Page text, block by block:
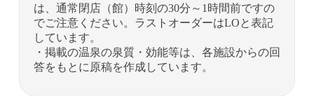
は、通常閉店（館）時刻の30分～1時間前ですの
でご注意ください。ラストオーダーはLOと表記
しています。
・掲載の温泉の泉質・効能等は、各施設からの回
答をもとに原稿を作成しています。